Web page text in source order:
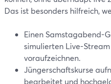
Das ist besonders hilfreich,
Einen Samstagabend-
simulierten Live-
voraufzeichnen.
Jüngerschaftskurse
bearbeitet und